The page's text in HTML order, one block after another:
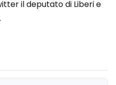
il deputato di Liberi e